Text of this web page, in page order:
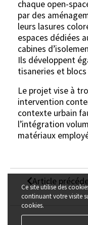
Ce site utilise des
continuant votre visite
cookies.
chaque open-
par des
leurs lasures
espaces dédiées
cabines
Ils développent
tisaneries et
Le projet vise à
intervention
contexte urbain
l’intégration
matériaux
Article